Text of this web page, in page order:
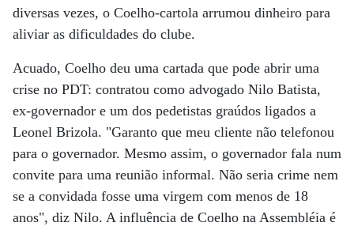
diversas vezes, o Coelho-cartola arrumou dinheiro para
aliviar as dificuldades do clube.
Acuado, Coelho deu uma cartada que pode abrir uma
crise no PDT: contratou como advogado Nilo Batista,
ex-governador e um dos pedetistas graúdos ligados a
Leonel Brizola. "Garanto que meu cliente não telefonou
para o governador. Mesmo assim, o governador fala num
convite para uma reunião informal. Não seria crime nem
se a convidada fosse uma virgem com menos de 18
anos", diz Nilo. A influência de Coelho na Assembléia é